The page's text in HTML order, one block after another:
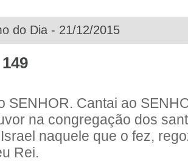
do Dia - 21/12/2015
SENHOR. Cantai ao
na congregação dos
naquele que o fez,
Rei.